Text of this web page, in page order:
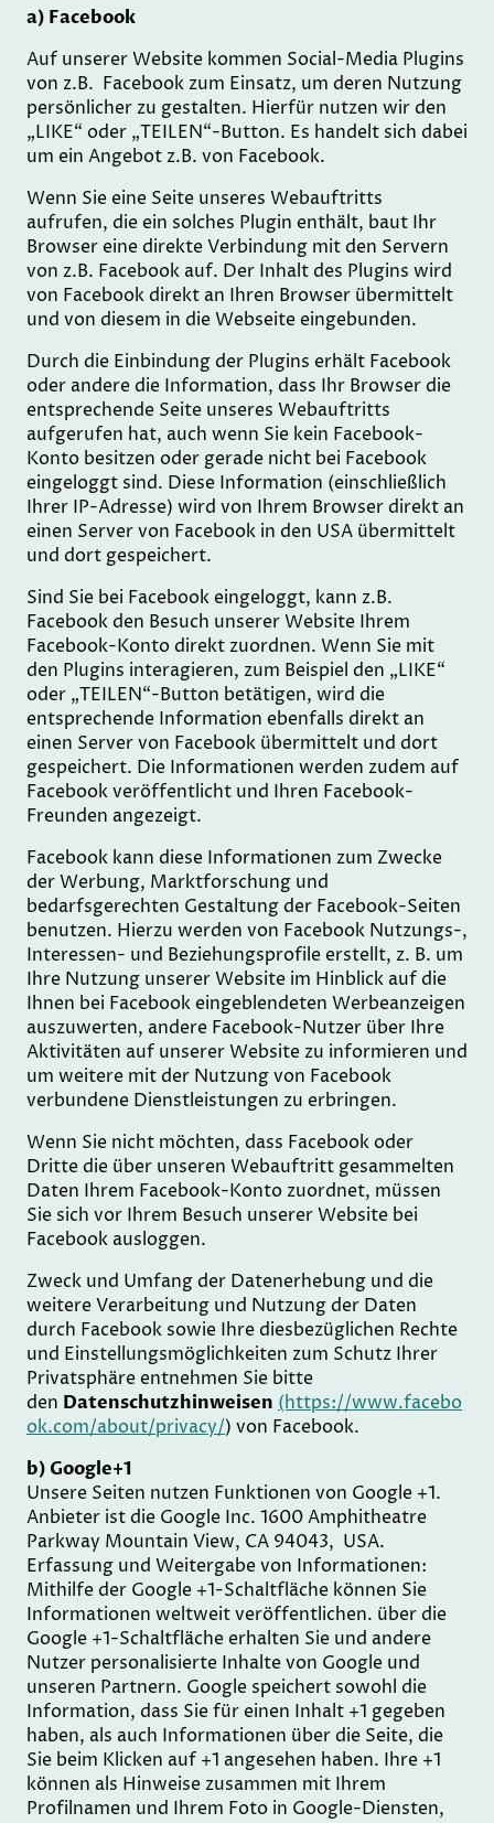
a) Facebook
Auf unserer Website kommen Social-Media Plugins
von z.B. Facebook zum Einsatz, um deren Nutzung
persönlicher zu gestalten. Hierfür nutzen wir den
„LIKE“ oder „TEILEN“-Button. Es handelt sich dabei
um ein Angebot z.B. von Facebook.
Wenn Sie eine Seite unseres Webauftritts
aufrufen, die ein solches Plugin enthält, baut Ihr
Browser eine direkte Verbindung mit den Servern
von z.B. Facebook auf. Der Inhalt des Plugins wird
von Facebook direkt an Ihren Browser übermittelt
und von diesem in die Webseite eingebunden.
Durch die Einbindung der Plugins erhält Facebook
oder andere die Information, dass Ihr Browser die
entsprechende Seite unseres Webauftritts
aufgerufen hat, auch wenn Sie kein Facebook-
Konto besitzen oder gerade nicht bei Facebook
eingeloggt sind. Diese Information (einschließlich
Ihrer IP-Adresse) wird von Ihrem Browser direkt an
einen Server von Facebook in den USA übermittelt
und dort gespeichert.
Sind Sie bei Facebook eingeloggt, kann z.B.
Facebook den Besuch unserer Website Ihrem
Facebook-Konto direkt zuordnen. Wenn Sie mit
den Plugins interagieren, zum Beispiel den „LIKE“
oder „TEILEN“-Button betätigen, wird die
entsprechende Information ebenfalls direkt an
einen Server von Facebook übermittelt und dort
gespeichert. Die Informationen werden zudem auf
Facebook veröffentlicht und Ihren Facebook-
Freunden angezeigt.
Facebook kann diese Informationen zum Zwecke
der Werbung, Marktforschung und
bedarfsgerechten Gestaltung der Facebook-Seiten
benutzen. Hierzu werden von Facebook Nutzungs-,
Interessen- und Beziehungsprofile erstellt, z. B. um
Ihre Nutzung unserer Website im Hinblick auf die
Ihnen bei Facebook eingeblendeten Werbeanzeigen
auszuwerten, andere Facebook-Nutzer über Ihre
Aktivitäten auf unserer Website zu informieren und
um weitere mit der Nutzung von Facebook
verbundene Dienstleistungen zu erbringen.
Wenn Sie nicht möchten, dass Facebook oder
Dritte die über unseren Webauftritt gesammelten
Daten Ihrem Facebook-Konto zuordnet, müssen
Sie sich vor Ihrem Besuch unserer Website bei
Facebook ausloggen.
Zweck und Umfang der Datenerhebung und die
weitere Verarbeitung und Nutzung der Daten
durch Facebook sowie Ihre diesbezüglichen Rechte
und Einstellungsmöglichkeiten zum Schutz Ihrer
Privatsphäre entnehmen Sie bitte
den Datenschutzhinweisen (https://www.facebo
ok.com/about/privacy/) von Facebook.
b) Google+1
Unsere Seiten nutzen Funktionen von Google +1.
Anbieter ist die Google Inc. 1600 Amphitheatre
Parkway Mountain View, CA 94043, USA.
Erfassung und Weitergabe von Informationen:
Mithilfe der Google +1-Schaltfläche können Sie
Informationen weltweit veröffentlichen. über die
Google +1-Schaltfläche erhalten Sie und andere
Nutzer personalisierte Inhalte von Google und
unseren Partnern. Google speichert sowohl die
Information, dass Sie für einen Inhalt +1 gegeben
haben, als auch Informationen über die Seite, die
Sie beim Klicken auf +1 angesehen haben. Ihre +1
können als Hinweise zusammen mit Ihrem
Profilnamen und Ihrem Foto in Google-Diensten,